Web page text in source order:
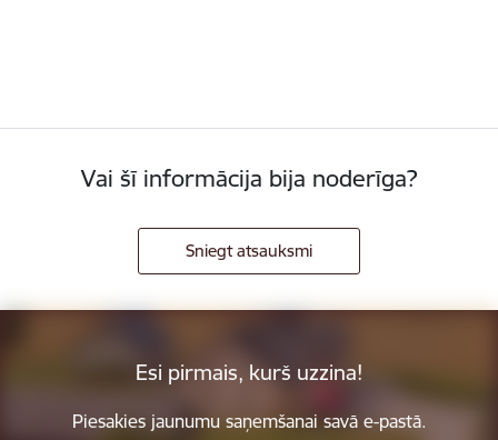
Vai šī informācija bija noderīga?
Sniegt atsauksmi
Esi pirmais, kurš uzzina!
Piesakies jaunumu saņemšanai savā e-pastā.